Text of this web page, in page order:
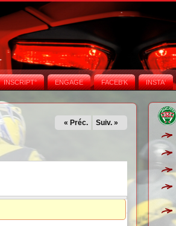
INSCRIPT° ENGAGE FACEB'K INSTA‘
« Préc. Suiv. »